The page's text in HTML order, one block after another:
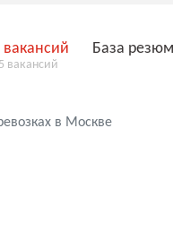
вакансий
вакансий
База
в Москве